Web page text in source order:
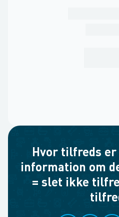
Hvor tilfreds er
information om
= slet ikke